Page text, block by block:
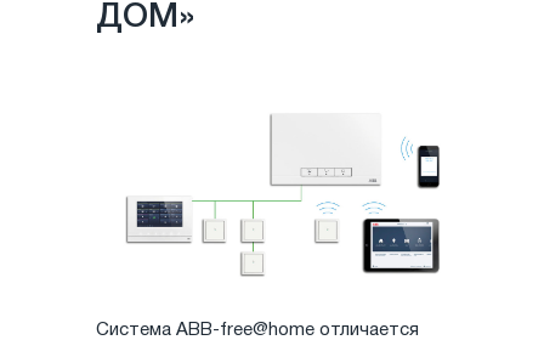
ДОМ»
Система ABB-free@home отличается